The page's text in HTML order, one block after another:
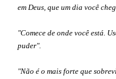
em Deus, que um dia você
"Comece de onde você está.
puder".
"Não é o mais forte que